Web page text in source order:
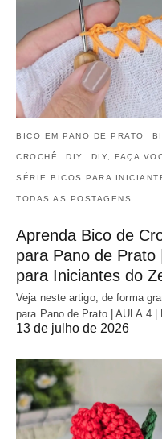
BICO EM PANO DE PRATO
CROCHÊ DIY DIY, FAÇA
SÉRIE BICOS PARA
TODAS AS POSTAGENS
Aprenda Bico de
para Pano de Prato
para Iniciantes do
Veja neste artigo, de forma
para Pano de Prato | AULA 4
13 de julho de 2026